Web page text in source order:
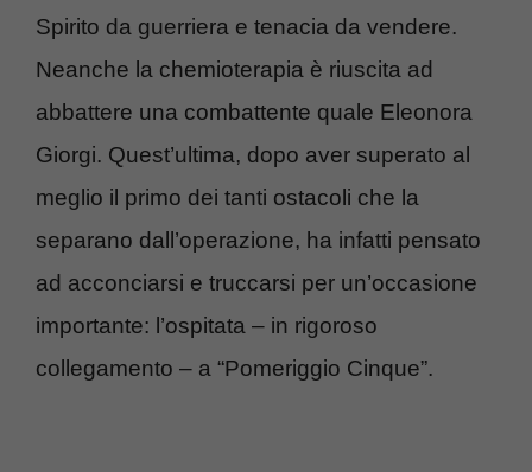
Spirito da guerriera e tenacia da vendere.
Neanche la chemioterapia è riuscita ad
abbattere una combattente quale Eleonora
Giorgi. Quest’ultima, dopo aver superato al
meglio il primo dei tanti ostacoli che la
separano dall’operazione, ha infatti pensato
ad acconciarsi e truccarsi per un’occasione
importante: l’ospitata – in rigoroso
collegamento – a “Pomeriggio Cinque”.